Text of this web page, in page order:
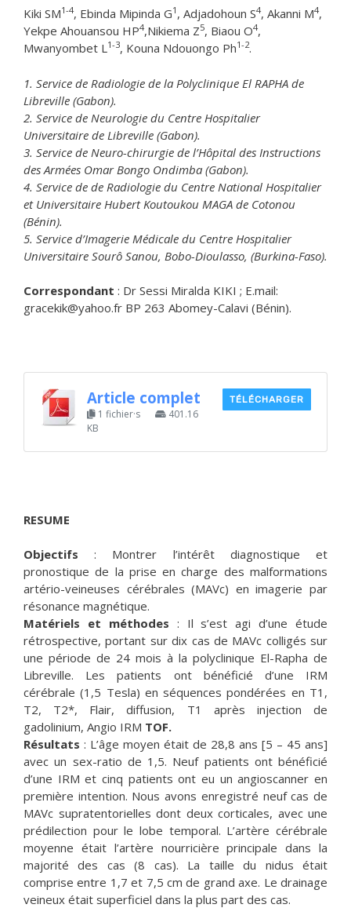
Kiki SM1-4, Ebinda Mipinda G1 , Adjadohoun S4, Akanni M4,
Yekpe Ahouansou HP4,Nikiema Z5, Biaou O4,
Mwanyombet L1-3, Kouna Ndouongo Ph1-2.
1. Service de Radiologie de la Polyclinique El RAPHA de
Libreville (Gabon).
2. Service de Neurologie du Centre Hospitalier
Universitaire de Libreville (Gabon).
3. Service de Neuro-chirurgie de l’Hôpital des Instructions
des Armées Omar Bongo Ondimba (Gabon).
4. Service de de Radiologie du Centre National Hospitalier
et Universitaire Hubert Koutoukou MAGA de Cotonou
(Bénin).
5. Service d’Imagerie Médicale du Centre Hospitalier
Universitaire Sourô Sanou, Bobo-Dioulasso, (Burkina-Faso).
Correspondant : Dr Sessi Miralda KIKI ; E.mail:
gracekik@yahoo.fr BP 263 Abomey-Calavi (Bénin).
Article complet
1 fichier·s
401.16
KB
TÉLÉCHARGER
RESUME
Objectifs : Montrer l’intérêt diagnostique et
pronostique de la prise en charge des malformations
artério-veineuses cérébrales (MAVc) en imagerie par
résonance magnétique.
Matériels et méthodes : Il s’est agi d’une étude
rétrospective, portant sur dix cas de MAVc colligés sur
une période de 24 mois à la polyclinique El-Rapha de
Libreville. Les patients ont bénéficié d’une IRM
cérébrale (1,5 Tesla) en séquences pondérées en T1,
T2, T2*, Flair, diffusion, T1 après injection de
gadolinium, Angio IRM TOF.
Résultats : L’âge moyen était de 28,8 ans [5 – 45 ans]
avec un sex-ratio de 1,5. Neuf patients ont bénéficié
d’une IRM et cinq patients ont eu un angioscanner en
première intention. Nous avons enregistré neuf cas de
MAVc supratentorielles dont deux corticales, avec une
prédilection pour le lobe temporal. L’artère cérébrale
moyenne était l’artère nourricière principale dans la
majorité des cas (8 cas). La taille du nidus était
comprise entre 1,7 et 7,5 cm de grand axe. Le drainage
veineux était superficiel dans la plus part des cas.